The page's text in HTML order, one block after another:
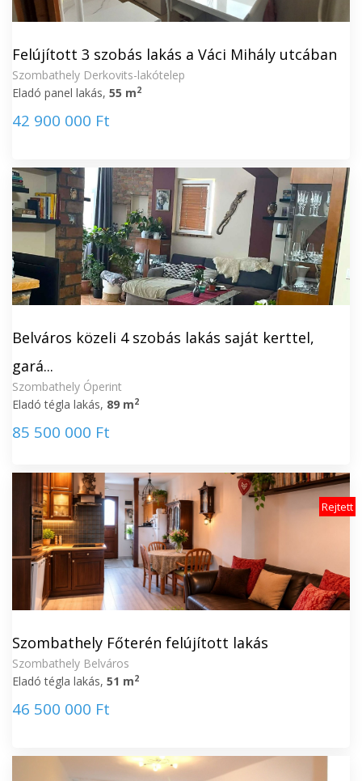
Felújított 3 szobás lakás a Váci Mihály utcában
Szombathely Derkovits-lakótelep
Eladó panel lakás, 55 m2
42 900 000 Ft
Belváros közeli 4 szobás lakás saját kerttel,
gará...
Szombathely Óperint
Eladó tégla lakás, 89 m2
85 500 000 Ft
Rejtett
Szombathely Főterén felújított lakás
Szombathely Belváros
Eladó tégla lakás, 51 m2
46 500 000 Ft